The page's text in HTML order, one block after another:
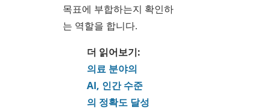
목표에 부합하는지 확인하
는 역할을 합니다.
더 읽어보기:
의료 분야의
AI, 인간 수준
의 정확도 달성